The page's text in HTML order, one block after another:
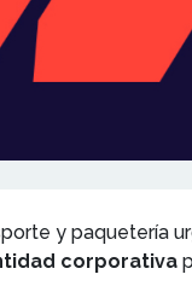
y paquetería
corporativa